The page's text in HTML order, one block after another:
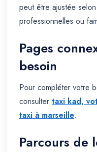
peut être ajustée
professionnelles ou
Pages
besoin
Pour compléter votre
consulter taxi kad,
taxi à marseille.
Parcours de